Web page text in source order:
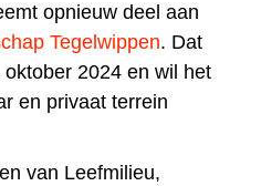
opnieuw deel aan
Tegelwippen. Dat
2024 en wil het
en privaat terrein
van Leefmilieu,